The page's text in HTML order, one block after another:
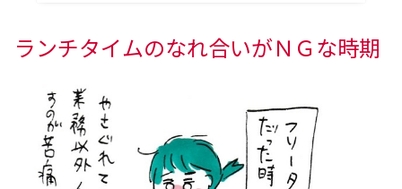
ランチタイムのなれ合いがＮＧな時期